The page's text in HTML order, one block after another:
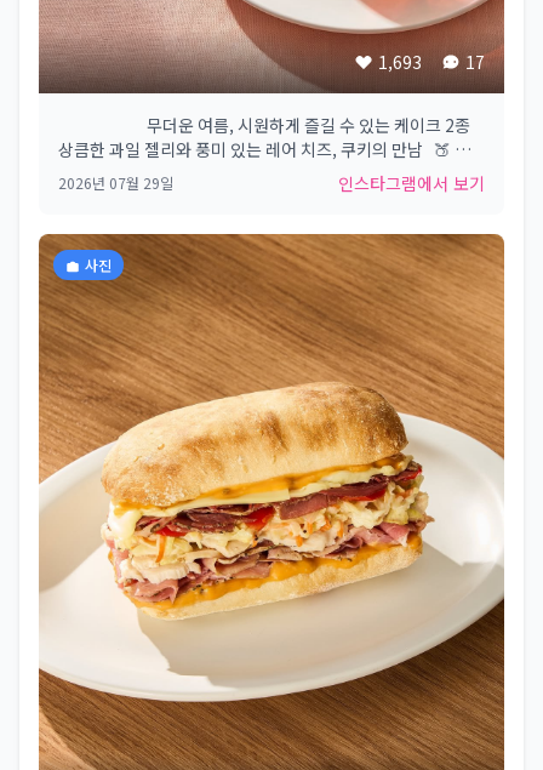
1,693 17
⠀⠀⠀⠀⠀⠀⠀ 무더운 여름, 시원하게 즐길 수 있는 케이크 2종
상큼한 과일 젤리와 풍미 있는 레어 치즈, 쿠키의 만남 🍑 복
숭아 젤리 치즈 케이크 🍊 귤 젤리 치즈 케이크 ✅ 귤 젤리 치
즈 케이크, 복숭아 젤리 치즈 케이크는 7/30(목)부터 만나보실
니다 #Starbucks #Starbuckskorea #스타벅스
2026년 07월 29일 인스타그램에서 보기
사진